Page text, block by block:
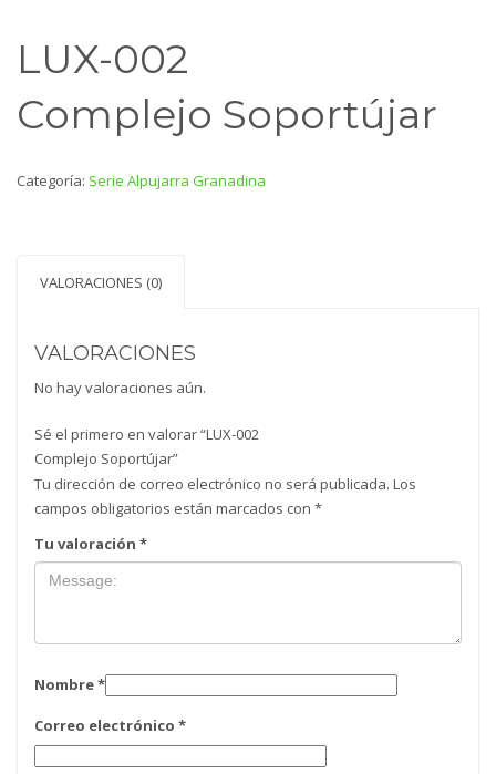
LUX-002
Complejo Soportújar
Categoría: Serie Alpujarra Granadina
VALORACIONES (0)
VALORACIONES
No hay valoraciones aún.
Sé el primero en valorar “LUX-002
Complejo Soportújar”
Tu dirección de correo electrónico no será publicada. Los
campos obligatorios están marcados con *
Tu valoración *
Nombre*
Correo electrónico *